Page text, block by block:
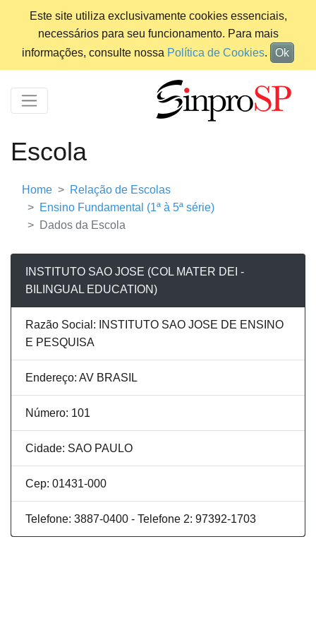
Este site utiliza exclusivamente cookies essenciais,
necessários para seu funcionamento. Para mais
informações, consulte nossa Política de Cookies. Ok
Escola
Home
Relação de Escolas
Ensino Fundamental (1ª à 5ª série)
Dados da Escola
INSTITUTO SAO JOSE (COL MATER DEI -
BILINGUAL EDUCATION)
Razão Social: INSTITUTO SAO JOSE DE ENSINO
E PESQUISA
Endereço: AV BRASIL
Número: 101
Cidade: SAO PAULO
Cep: 01431-000
Telefone: 3887-0400 - Telefone 2: 97392-1703